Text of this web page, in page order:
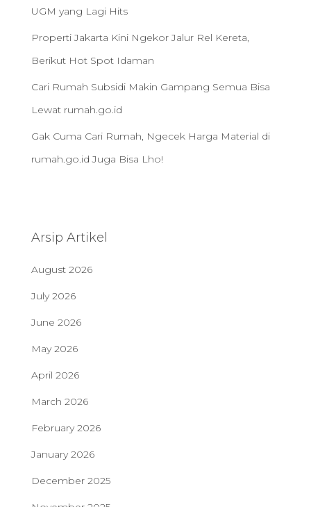
UGM yang Lagi Hits
Properti Jakarta Kini Ngekor Jalur Rel Kereta,
Berikut Hot Spot Idaman
Cari Rumah Subsidi Makin Gampang Semua Bisa
Lewat rumah.go.id
Gak Cuma Cari Rumah, Ngecek Harga Material di
rumah.go.id Juga Bisa Lho!
Arsip Artikel
August 2026
July 2026
June 2026
May 2026
April 2026
March 2026
February 2026
January 2026
December 2025